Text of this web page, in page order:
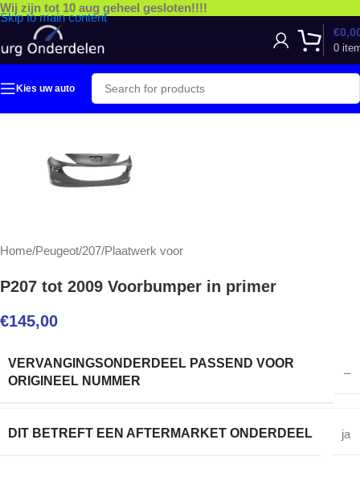
Skip to main content
Wij zijn tot 10 aug geheel gesloten!!!!
0
€
Kies uw auto
Home/Peugeot/207/Plaatwerk voor
P207 tot 2009 Voorbumper in primer
€145,00
VERVANGINGSONDERDEEL PASSEND VOOR
ORIGINEEL NUMMER
–
DIT BETREFT EEN AFTERMARKET ONDERDEEL ja